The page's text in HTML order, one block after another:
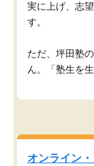
実に上げ、志
す。
ただ、坪田塾
ん。「塾生を
オンライン